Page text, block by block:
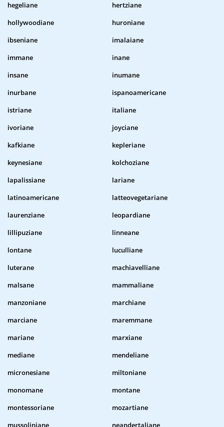
hegeliane
hertziane
hollywoodiane
huroniane
ibseniane
imalaiane
immane
inane
insane
inumane
inurbane
ispanoamericane
istriane
italiane
ivoriane
joyciane
kafkiane
kepleriane
keynesiane
kolchoziane
lapalissiane
lariane
latinoamericane
latteovegetariane
laurenziane
leopardiane
lillipuziane
linneane
lontane
luculliane
luterane
machiavelliane
malsane
mammaliane
manzoniane
marchiane
marciane
maremmane
mariane
marxiane
mediane
mendeliane
micronesiane
miltoniane
monomane
montane
montessoriane
mozartiane
mussoliniane
neandertaliane